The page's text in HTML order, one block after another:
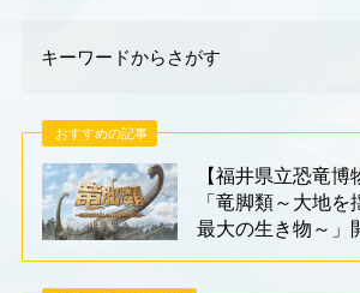
キーワードからさがす
おすすめの記事
【福井県立恐竜博
「竜脚類～大地
最大の生き物～」